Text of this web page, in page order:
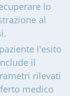
lo
al
l'esito
il
rilevati
medico